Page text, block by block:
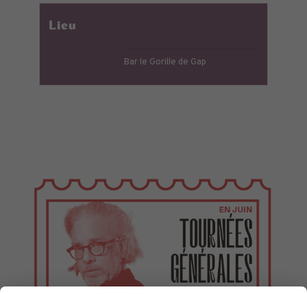
Lieu
Bar le Gorille de Gap